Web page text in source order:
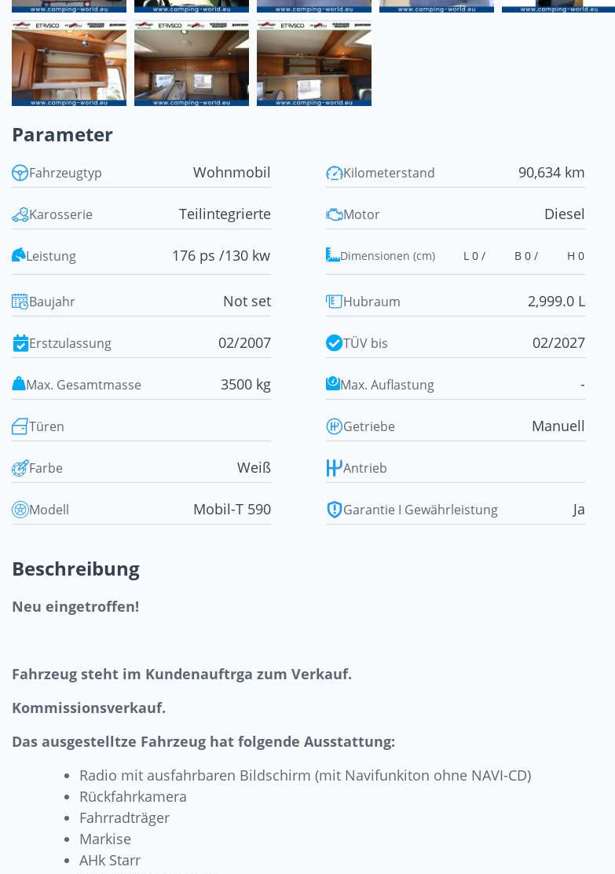
Parameter
Fahrzeugtyp Wohnmobil Kilometerstand 90,634 km
Karosserie Teilintegrierte Motor Diesel
Leistung 176 ps /130 kw Dimensionen (cm) L 0 / B 0 / H 0
Baujahr Not set Hubraum 2,999.0 L
Erstzulassung 02/2007 TÜV bis 02/2027
Max. Gesamtmasse 3500 kg Max. Auflastung -
Türen Getriebe Manuell
Farbe Weiß Antrieb
Modell Mobil-T 590 Garantie I Gewährleistung Ja
Beschreibung
Neu eingetroffen!
Fahrzeug steht im Kundenauftrga zum Verkauf.
Kommissionsverkauf.
Das ausgestelltze Fahrzeug hat folgende Ausstattung:
Radio mit ausfahrbaren Bildschirm (mit Navifunkiton ohne NAVI-CD)
Rückfahrkamera
Fahrradträger
Markise
AHk Starr